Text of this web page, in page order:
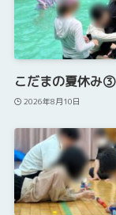
こだまの夏休み③
2026年8月10日